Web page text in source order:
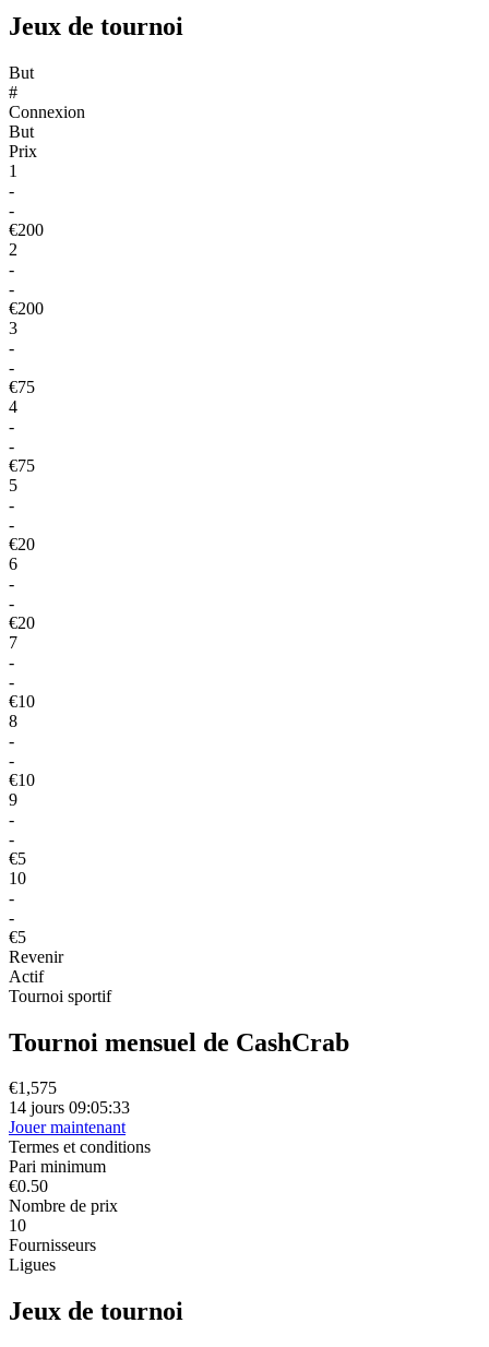
Jeux de tournoi
But
#
Connexion
But
Prix
1
-
-
€200
2
-
-
€200
3
-
-
€75
4
-
-
€75
5
-
-
€20
6
-
-
€20
7
-
-
€10
8
-
-
€10
9
-
-
€5
10
-
-
€5
Revenir
Actif
Tournoi sportif
Tournoi mensuel de CashCrab
€1,575
14 jours 09:05:33
Jouer maintenant
Termes et conditions
Pari minimum
€0.50
Nombre de prix
10
Fournisseurs
Ligues
Jeux de tournoi